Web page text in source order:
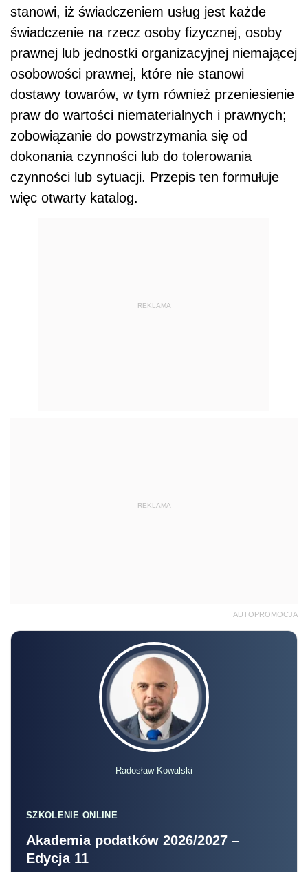
stanowi, iż świadczeniem usług jest każde
świadczenie na rzecz osoby fizycznej, osoby
prawnej lub jednostki organizacyjnej niemającej
osobowości prawnej, które nie stanowi
dostawy towarów, w tym również przeniesienie
praw do wartości niematerialnych i prawnych;
zobowiązanie do powstrzymania się od
dokonania czynności lub do tolerowania
czynności lub sytuacji. Przepis ten formułuje
więc otwarty katalog.
REKLAMA
REKLAMA
AUTOPROMOCJA
Radosław Kowalski
SZKOLENIE ONLINE
Akademia podatków 2026/2027 –
Edycja 11